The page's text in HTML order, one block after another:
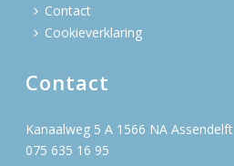
Contact
Cookieverklaring
Contact
Kanaalweg 5 A 1566 NA Assendelft
075 635 16 95